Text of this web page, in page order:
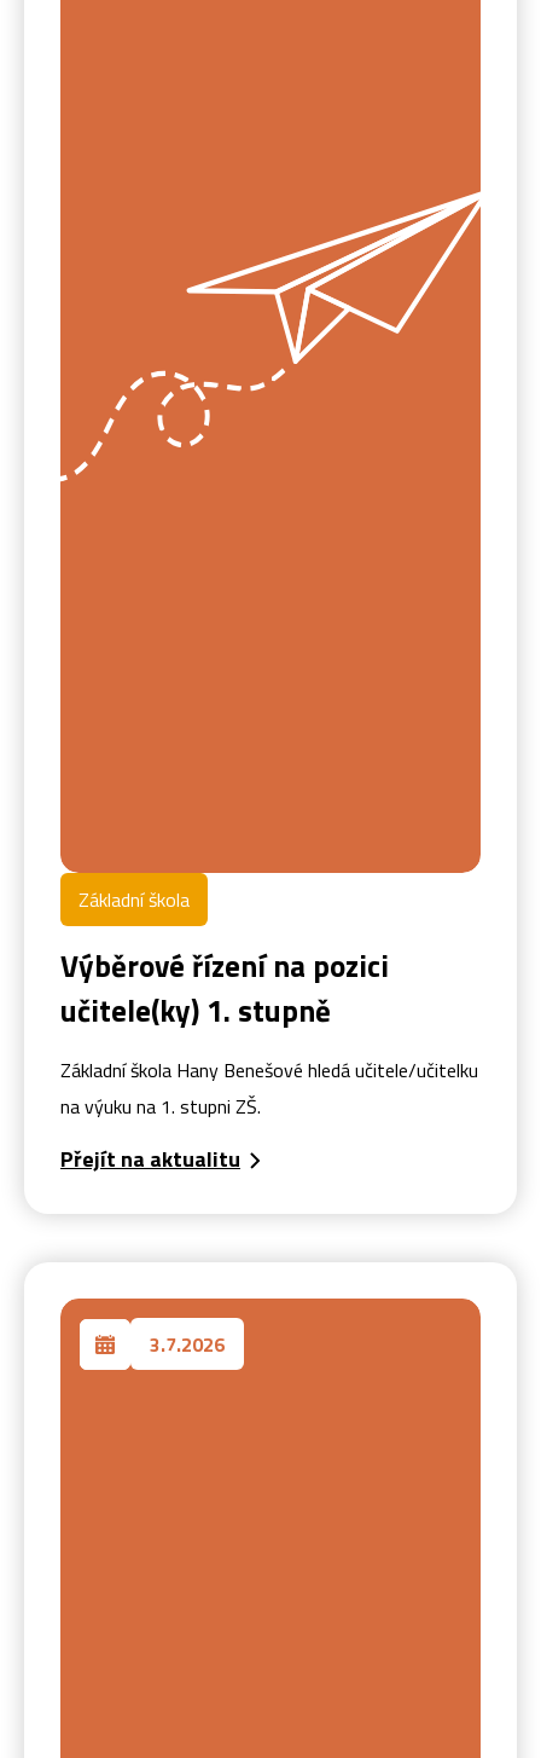
Základní škola
Výběrové řízení na pozici
učitele(ky) 1. stupně
Základní škola Hany Benešové hledá učitele/učitelku
na výuku na 1. stupni ZŠ.
Přejít na aktualitu
3.7.2026